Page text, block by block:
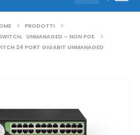
PRODOTTI
, UNMANAGED – NON POE
24 PORT GIGABIT UNMANAGED